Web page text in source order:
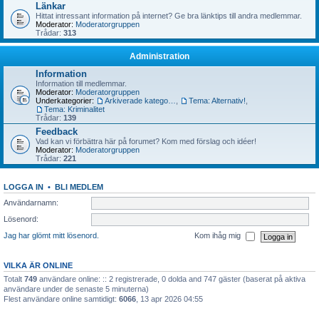
Länkar
Hittat intressant information på internet? Ge bra länktips till andra medlemmar.
Moderator: Moderatorgruppen
Trådar: 313
Administration
Information
Information till medlemmar.
Moderator: Moderatorgruppen
Underkategorier:
Tema: Alternativ!
Tema: Kriminalitet
Trådar: 139
Feedback
Vad kan vi förbättra här på forumet? Kom med förslag och idéer!
Moderator: Moderatorgruppen
Trådar: 221
LOGGA IN • BLI MEDLEM
Användarnamn:
Lösenord:
Jag har glömt mitt lösenord.
Kom ihåg mig
VILKA ÄR ONLINE
Totalt 749 användare online: :: 2 registrerade, 0 dolda and 747 gäster (baserat på aktiva
användare under de senaste 5 minuterna)
Flest användare online samtidigt: 6066 , 13 apr 2026 04:55